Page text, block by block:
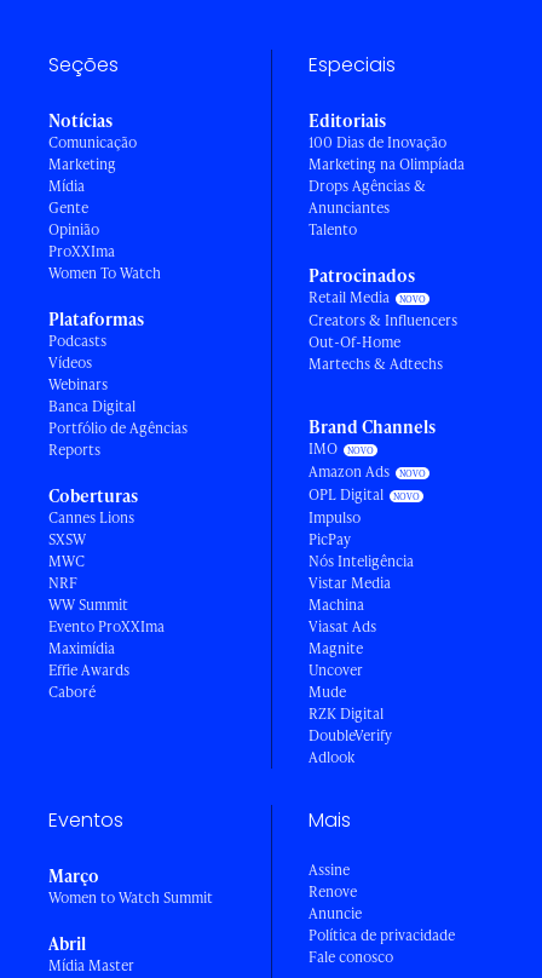
Seções
Notícias
Comunicação
Marketing
Mídia
Gente
Opinião
ProXXIma
Women To Watch
Plataformas
Podcasts
Vídeos
Webinars
Banca Digital
Portfólio de Agências
Reports
Coberturas
Cannes Lions
SXSW
MWC
NRF
WW Summit
Evento ProXXIma
Maximídia
Effie Awards
Caboré
Especiais
Editoriais
100 Dias de Inovação
Marketing na Olimpíada
Drops Agências &
Anunciantes
Talento
Patrocinados
Retail Media
Creators & Influencers
Out-Of-Home
Martechs & Adtechs
Brand Channels
IMO
Amazon Ads
OPL Digital
Impulso
PicPay
Nós Inteligência
Vistar Media
Machina
Viasat Ads
Magnite
Uncover
Mude
RZK Digital
DoubleVerify
Adlook
Eventos
Março
Women to Watch Summit
Abril
Mídia Master
Mais
Assine
Renove
Anuncie
Política de privacidade
Fale conosco